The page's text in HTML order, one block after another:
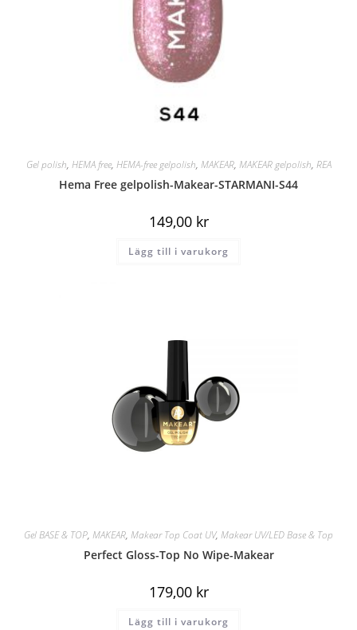
Gel polish, HEMA free, HEMA-free gelpolish, MAKEAR, MAKEAR gelpolish, REA
Hema Free gelpolish-Makear-STARMANI-S44
149,00 kr
Lägg till i varukorg
Gel BASE & TOP, MAKEAR, Makear Top Coat UV, Makear UV/LED Base & Top
Perfect Gloss-Top No Wipe-Makear
179,00 kr
Lägg till i varukorg